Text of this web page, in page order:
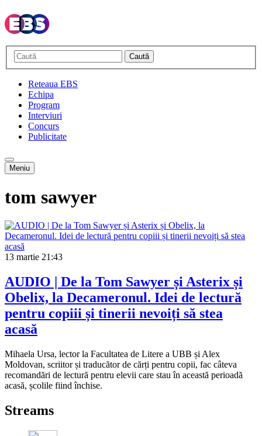
Caută
Reteaua EBS
Echipa
Program
Interviuri
Concurs
Publicitate
Meniu
tom sawyer
13 martie 21:43
AUDIO | De la Tom Sawyer și Asterix și
Obelix, la Decameronul. Idei de lectură
pentru copiii și tinerii nevoiți să stea
acasă
Mihaela Ursa, lector la Facultatea de Litere a UBB și Alex
Moldovan, scriitor și traducător de cărți pentru copii, fac câteva
recomandări de lectură pentru elevii care stau în această perioadă
acasă, școlile fiind închise.
Streams